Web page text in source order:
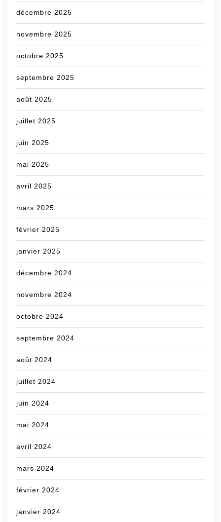
décembre 2025
novembre 2025
octobre 2025
septembre 2025
août 2025
juillet 2025
juin 2025
mai 2025
avril 2025
mars 2025
février 2025
janvier 2025
décembre 2024
novembre 2024
octobre 2024
septembre 2024
août 2024
juillet 2024
juin 2024
mai 2024
avril 2024
mars 2024
février 2024
janvier 2024